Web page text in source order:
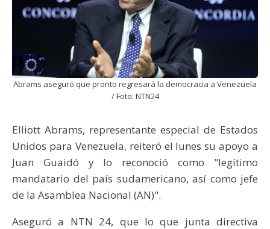
Abrams aseguró que pronto regresará la democracia a Venezuela
/ Foto: NTN24
Elliott Abrams, representante especial de Estados
Unidos para Venezuela, reiteró el lunes su apoyo a
Juan Guaidó y lo reconoció como "legítimo
mandatario del país sudamericano, así como jefe
de la Asamblea Nacional (AN)".
Aseguró a NTN 24, que lo que junta directiva